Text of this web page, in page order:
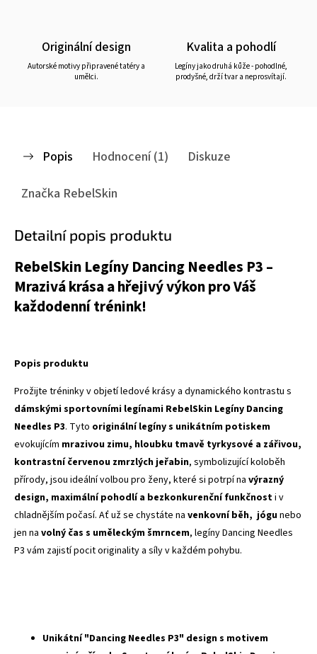
Originální design
Autorské motivy připravené tatéry a
umělci.
Kvalita a pohodlí
Legíny jako druhá kůže - pohodlné,
prodyšné, drží tvar a neprosvítají.
Popis Hodnocení (1)
Diskuze
Značka RebelSkin
Detailní popis produktu
RebelSkin Legíny Dancing Needles P3 –
Mrazivá krása a hřejivý výkon pro Váš
každodenní trénink!
Popis produktu
Prožijte tréninky v objetí ledové krásy a dynamického kontrastu s
dámskými sportovními legínami RebelSkin Legíny Dancing
Needles P3. Tyto originální legíny s unikátním potiskem
evokujícím mrazivou zimu, hloubku tmavě tyrkysové a zářivou,
kontrastní červenou zmrzlých jeřabin, symbolizující koloběh
přírody, jsou ideální volbou pro ženy, které si potrpí na výrazný
design, maximální pohodlí a bezkonkurenční funkčnosti v
chladnějším počasí. Ať už se chystáte na venkovní běh, jógunebo
jen na volný čas s uměleckým šmrncem, legíny Dancing Needles
P3 vám zajistí pocit originality a síly v každém pohybu.
Unikátní "Dancing Needles P3" design s motivem